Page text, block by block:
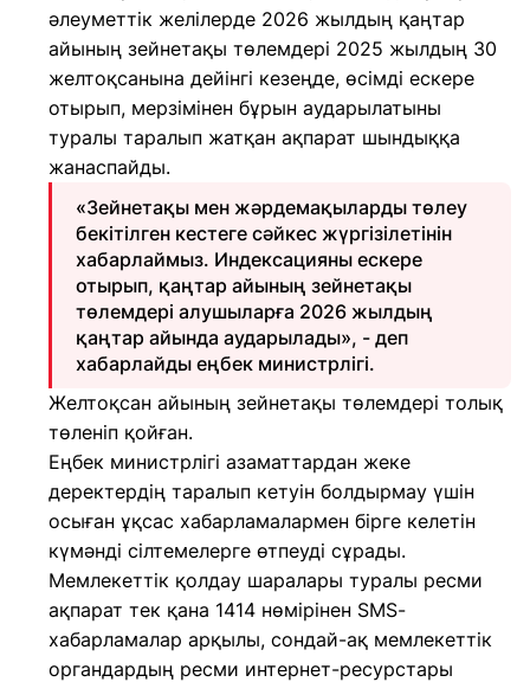
әлеуметтік желілерде 2026 жылдың қаңтар
айының зейнетақы төлемдері 2025 жылдың 30
желтоқсанына дейінгі кезеңде, өсімді ескере
отырып, мерзімінен бұрын аударылатыны
туралы таралып жатқан ақпарат шындыққа
жанаспайды.
«Зейнетақы мен жәрдемақыларды төлеу
бекітілген кестеге сәйкес жүргізілетінін
хабарлаймыз. Индексацияны ескере
отырып, қаңтар айының зейнетақы
төлемдері алушыларға 2026 жылдың
қаңтар айында аударылады», - деп
хабарлайды еңбек министрлігі.
Желтоқсан айының зейнетақы төлемдері толық
төленіп қойған.
Еңбек министрлігі азаматтардан жеке
деректердің таралып кетуін болдырмау үшін
осыған ұқсас хабарламалармен бірге келетін
күмәнді сілтемелерге өтпеуді сұрады.
Мемлекеттік қолдау шаралары туралы ресми
ақпарат тек қана 1414 нөмірінен SMS-
хабарламалар арқылы, сондай-ақ мемлекеттік
органдардың ресми интернет-ресурстары